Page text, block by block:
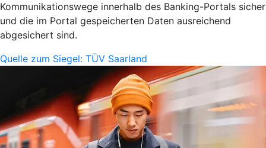
Kommunikationswege innerhalb des Banking-Portals sicher
und die im Portal gespeicherten Daten ausreichend
abgesichert sind.
Quelle zum Siegel: TÜV Saarland